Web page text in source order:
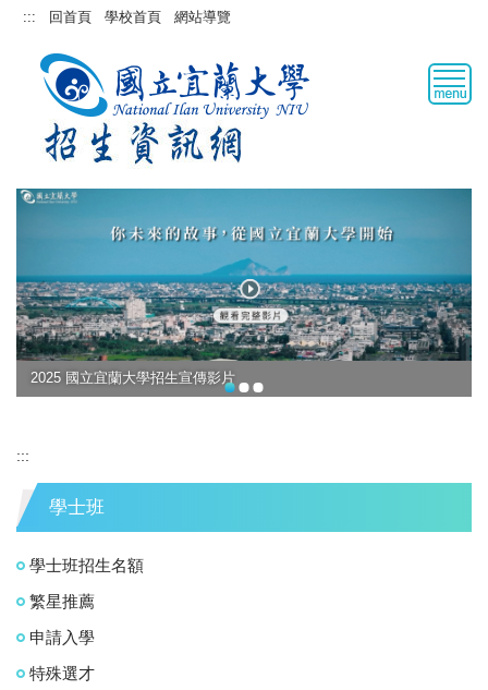
跳::: 回首頁 學校首頁 網站導覽
2025 國立宜蘭大學招生宣傳影片
:::
學士班
學士班招生名額
繁星推薦
申請入學
特殊選才